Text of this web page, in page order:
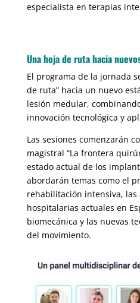
especialista en terapias
Una hoja de ruta hacia
El programa de la jornada
de ruta” hacia un nuevo
lesión medular,
innovación tecnológica y
Las sesiones comenzarán
magistral “La frontera
estado actual de los
abordarán temas como el
rehabilitación intensiva, las
hospitalarias actuales en
biomecánica y las nuevas
del movimiento.